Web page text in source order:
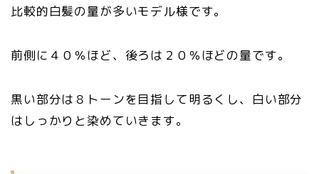
比較的白髪の量が多いモデル様です。
前側に４０％ほど、後ろは２０％ほどの量です。
黒い部分は８トーンを目指して明るくし、白い部分
はしっかりと染めていきます。